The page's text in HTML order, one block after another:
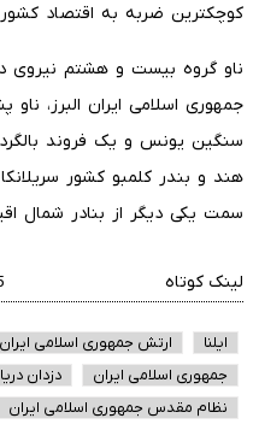
کوچکترین ضربه به اقتصاد
ناو گروه بیست و هشتم نیروی
جمهوری اسلامی ایران البرز، ناو
هند و بندر کلمبو کشور
سمت یکی دیگر از بنادر شمال
لینک کوتاه
ایلنا ارتش جمهوری اسلامی ایران
جمهوری اسلامی ایران
دزدان
نظام مقدس جمهوری اسلامی ایران